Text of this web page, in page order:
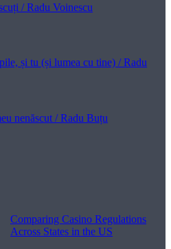
/ Radu Voinescu
și tu (și lumea cu tine) / Radu
nenăscut / Radu Buțu
Comparing Casino Regulations
Across States in the US